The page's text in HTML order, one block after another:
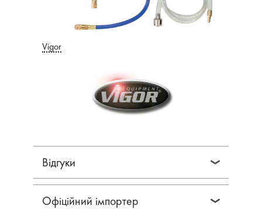
Vigor
Відгуки
Офіційний імпортер